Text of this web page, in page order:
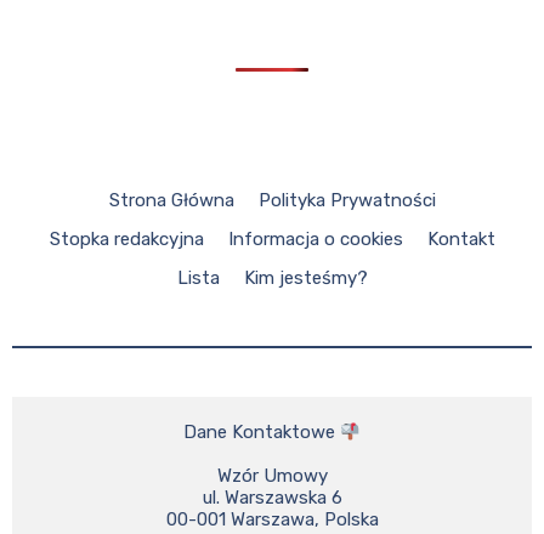
Strona Główna
Polityka Prywatności
Stopka redakcyjna
Informacja o cookies
Kontakt
Lista
Kim jesteśmy?
Dane Kontaktowe
Wzór Umowy
ul. Warszawska 6
00-001 Warszawa, Polska